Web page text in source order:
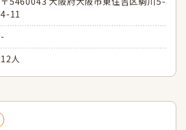
4-11
-
12人